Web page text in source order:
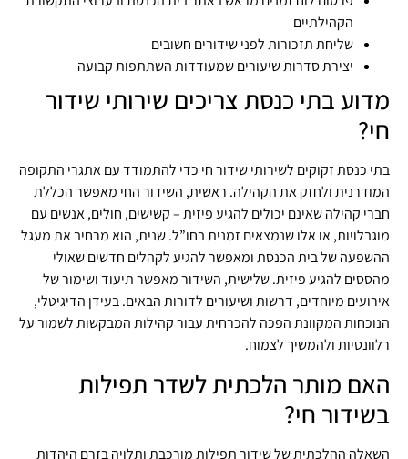
הקהילתיים
שליחת תזכורות לפני שידורים חשובים
יצירת סדרות שיעורים שמעודדות השתתפות קבועה
מדוע בתי כנסת צריכים שירותי שידור
חי?
בתי כנסת זקוקים לשירותי שידור חי כדי להתמודד עם אתגרי התקופה
המודרנית ולחזק את הקהילה. ראשית, השידור החי מאפשר הכללת
חברי קהילה שאינם יכולים להגיע פיזית – קשישים, חולים, אנשים עם
מוגבלויות, או אלו שנמצאים זמנית בחו”ל. שנית, הוא מרחיב את מעגל
ההשפעה של בית הכנסת ומאפשר להגיע לקהלים חדשים שאולי
מהססים להגיע פיזית. שלישית, השידור מאפשר תיעוד ושימור של
אירועים מיוחדים, דרשות ושיעורים לדורות הבאים. בעידן הדיגיטלי,
הנוכחות המקוונת הפכה להכרחית עבור קהילות המבקשות לשמור על
רלוונטיות ולהמשיך לצמוח.
האם מותר הלכתית לשדר תפילות
בשידור חי?
השאלה ההלכתית של שידור תפילות מורכבת ותלויה בזרם היהדות